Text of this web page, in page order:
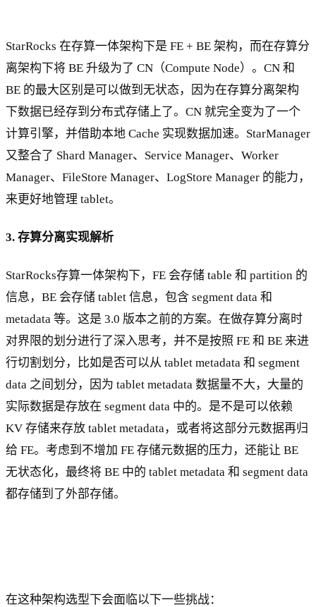
StarRocks 在存算一体架构下是 FE + BE 架构，而在存算分
离架构下将 BE 升级为了 CN（Compute Node）。CN 和
BE 的最大区别是可以做到无状态，因为在存算分离架构
下数据已经存到分布式存储上了。CN 就完全变为了一个
计算引擎，并借助本地 Cache 实现数据加速。StarManager
又整合了 Shard Manager、Service Manager、Worker
Manager、FileStore Manager、LogStore Manager 的能力，
来更好地管理 tablet。
3. 存算分离实现解析
StarRocks存算一体架构下，FE 会存储 table 和 partition 的
信息，BE 会存储 tablet 信息，包含 segment data 和
metadata 等。这是 3.0 版本之前的方案。在做存算分离时
对界限的划分进行了深入思考，并不是按照 FE 和 BE 来进
行切割划分，比如是否可以从 tablet metadata 和 segment
data 之间划分，因为 tablet metadata 数据量不大，大量的
实际数据是存放在 segment data 中的。是不是可以依赖
KV 存储来存放 tablet metadata，或者将这部分元数据再归
给 FE。考虑到不增加 FE 存储元数据的压力，还能让 BE
无状态化，最终将 BE 中的 tablet metadata 和 segment data
都存储到了外部存储。
在这种架构选型下会面临以下一些挑战：